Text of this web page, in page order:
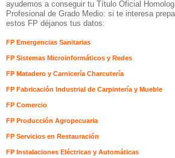
ayudemos a conseguir tu Título Oficial
Profesional de Grado Medio: si te interesa
estos FP déjanos tus datos:
FP Emergencias Sanitarias
FP Sistemas Microinformáticos y Redes
FP Matadero y Carnicería Charcutería
FP Fabricación Industrial de Carpintería y Mueble
FP Comercio
FP Producción Agropecuaria
FP Servicios en Restauración
FP Instalaciones Eléctricas y Automáticas